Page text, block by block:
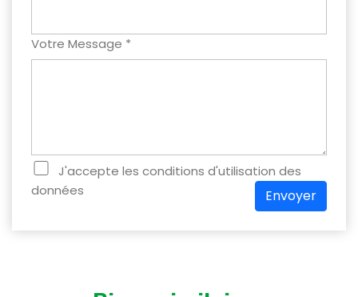
Votre Message *
J'accepte les conditions d'utilisation des
données
Envoyer